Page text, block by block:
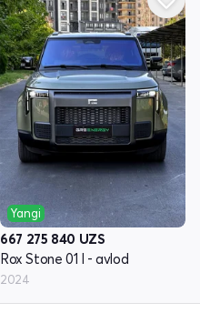
Yangi
667 275 840 UZS
Rox Stone 01 I - avlod
2024